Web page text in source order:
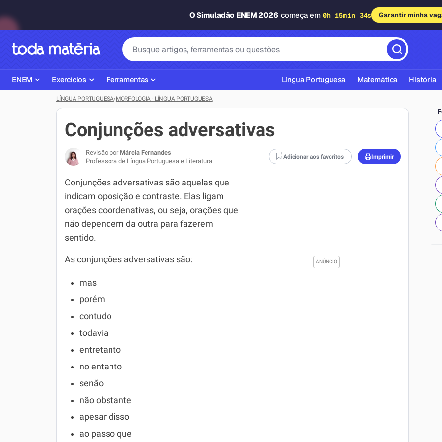
O Simuladão ENEM 2026 começa em 0h 15min 33s Garantir minha
ENEM
Página Inicial ENEM
Plano de Estudos
Corretor de Redação
Exercícios ENEM
Simulados ENEM
Simulador SiSU
Exercícios
ENEM
Matemática
História
Biologia
Inglês
Geografia
Física
Química
Todos os Exercícios
Ferramentas
Ajudante de Dever de Casa
Corretor de Redação
Exercícios
Gerador Referências Bibliográficas ABNT
Língua Portuguesa Matemática História
LÍNGUA PORTUGUESA›MORFOLOGIA - LÍNGUA PORTUGUESA
Conjunções adversativas
Revisão por Márcia Fernandes
Professora de Língua Portuguesa e Literatura
Adicionar aos favoritos Imprimir
Conjunções adversativas são aquelas que
indicam oposição e contraste. Elas ligam
orações coordenativas, ou seja, orações que
não dependem da outra para fazerem
sentido.
As conjunções adversativas são:
mas
porém
contudo
todavia
entretanto
no entanto
senão
não obstante
apesar disso
ao passo que